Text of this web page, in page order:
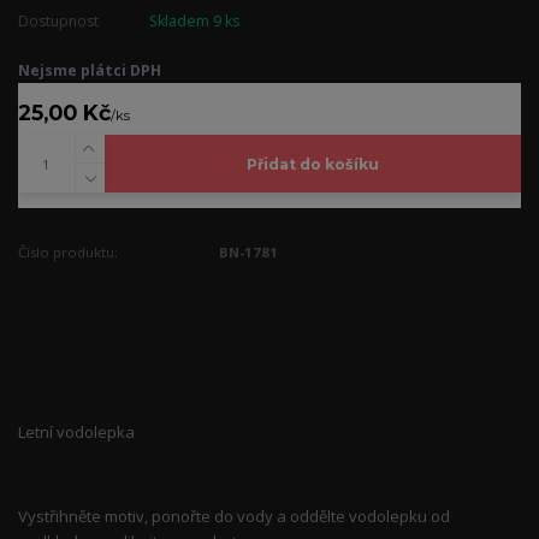
Dostupnost Skladem 9 ks
Nejsme plátci DPH
25,00 Kč/ks
Přidat do košíku
Číslo produktu: BN-1781
Letní vodolepka
Vystřihněte motiv, ponořte do vody a oddělte vodolepku od